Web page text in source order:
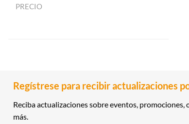
PRECIO
Regístrese para recibir actualizaciones
Reciba actualizaciones sobre eventos,
más.